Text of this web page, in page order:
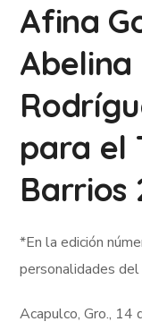
Afina
Abelina
para el
Barrios
*En la edición
personalidades
Acapulco, Gro.,